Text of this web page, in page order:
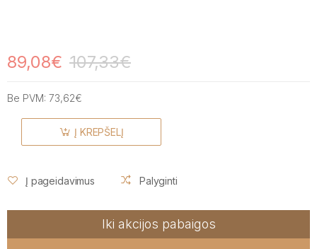
89,08€ 107,33€
Be PVM: 73,62€
Į KREPŠELĮ
Į pageidavimus Palyginti
Iki akcijos pabaigos